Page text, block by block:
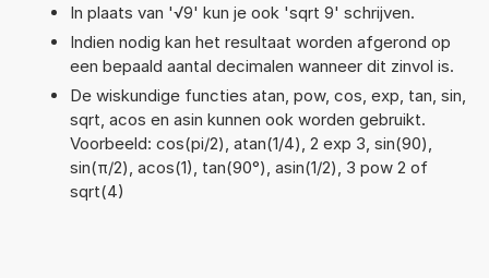
In plaats van '√9' kun je ook 'sqrt 9' schrijven.
Indien nodig kan het resultaat worden afgerond op
een bepaald aantal decimalen wanneer dit zinvol is.
De wiskundige functies atan, pow, cos, exp, tan, sin,
sqrt, acos en asin kunnen ook worden gebruikt.
Voorbeeld: cos(pi/2), atan(1/4), 2 exp 3, sin(90),
sin(π/2), acos(1), tan(90°), asin(1/2), 3 pow 2 of
sqrt(4)